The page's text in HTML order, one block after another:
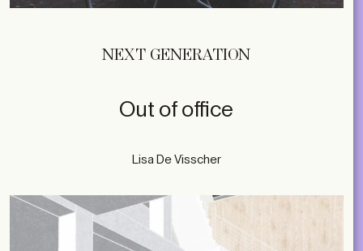
NEXT GENERATION
Out of office
Lisa De Visscher